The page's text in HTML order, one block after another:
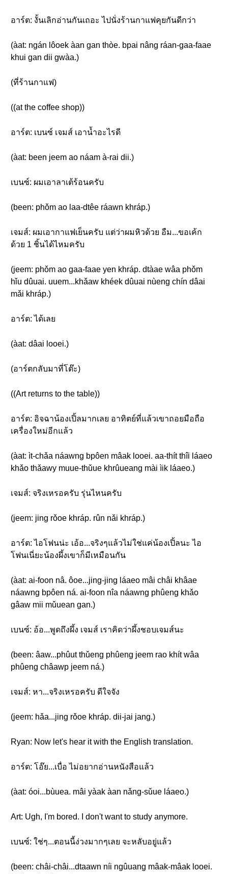
อาร์ต: งั้นเลิกอ่านกันเถอะ ไปนั่งร้านกาแฟคุยกันดีกว่า
(àat: ngán lôoek àan gan thòe. bpai nâng ráan-gaa-faae
khui gan dii gwàa.)
(ที่ร้านกาแฟ)
((at the coffee shop))
อาร์ต: เบนซ์ เจมส์ เอาน้ำอะไรดี
(àat: been jeem ao náam à-rai dii.)
เบนซ์: ผมเอาลาเต้ร้อนครับ
(been: phǒm ao laa-dtêe ráawn khráp.)
เจมส์: ผมเอากาแฟเย็นครับ แต่ว่าผมหิวด้วย อืม...ขอเค้ก
ด้วย 1 ชิ้นได้ไหมครับ
(jeem: phǒm ao gaa-faae yen khráp. dtàae wâa phǒm
hǐu dûuai. uuem...khǎaw khéek dûuai nùeng chín dâai
mǎi khráp.)
อาร์ต: ได้เลย
(àat: dâai looei.)
(อาร์ตกลับมาที่โต๊ะ)
((Art returns to the table))
อาร์ต: อิจฉาน้องเปิ้ลมากเลย อาทิตย์ที่แล้วเขาถอยมือถือ
เครื่องใหม่อีกแล้ว
(àat: ìt-chǎa náawng bpôen mâak looei. aa-thít thîi láaeo
khǎo thǎawy muue-thǔue khrûueang mài ìik láaeo.)
เจมส์: จริงเหรอครับ รุ่นไหนครับ
(jeem: jing rǒoe khráp. rûn nǎi khráp.)
อาร์ต: ไอโฟนน่ะ เอ้อ...จริงๆแล้วไม่ใช่แค่น้องเปิ้ลนะ ไอ
โฟนเนี่ยะน้องผึ้งเขาก็มีเหมือนกัน
(àat: ai-foon nâ. ôoe...jing-jing láaeo mâi châi khâae
náawng bpôen ná. ai-foon nîa náawng phûeng khǎo
gâaw mii mǔuean gan.)
เบนซ์: อ้อ...พูดถึงผึ้ง เจมส์ เราคิดว่าผึ้งชอบเจมส์นะ
(been: âaw...phûut thǔeng phûeng jeem rao khít wâa
phûeng châawp jeem ná.)
เจมส์: หา...จริงเหรอครับ ดีใจจัง
(jeem: hǎa...jing rǒoe khráp. dii-jai jang.)
Ryan: Now let's hear it with the English translation.
อาร์ต: โอ๊ย...เบื่อ ไม่อยากอ่านหนังสือแล้ว
(àat: óoi...bùuea. mâi yàak àan nǎng-sǔue láaeo.)
Art: Ugh, I'm bored. I don't want to study anymore.
เบนซ์: ใช่ๆ...ตอนนี้ง่วงมากๆเลย จะหลับอยู่แล้ว
(been: châi-châi...dtaawn níi ngûuang mâak-mâak looei.